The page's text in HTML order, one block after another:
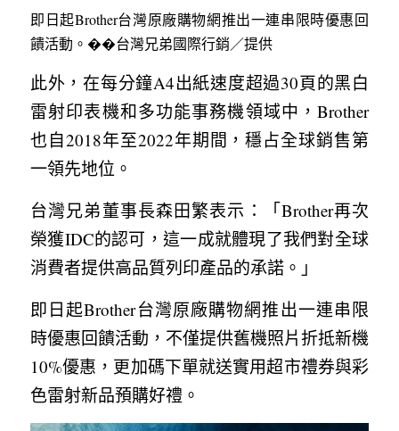
即日起Brother台灣原廠購物網推出一連串限時優惠回
饋活動。��台灣兄弟國際行銷／提供
此外，在每分鐘A4出紙速度超過30頁的黑白
雷射印表機和多功能事務機領域中，Brother
也自2018年至2022年期間，穩占全球銷售第
一領先地位。
台灣兄弟董事長森田繁表示：「Brother再次
榮獲IDC的認可，這一成就體現了我們對全球
消費者提供高品質列印產品的承諾。」
即日起Brother台灣原廠購物網推出一連串限
時優惠回饋活動，不僅提供舊機照片折抵新機
10%優惠，更加碼下單就送實用超市禮券與彩
色雷射新品預購好禮。